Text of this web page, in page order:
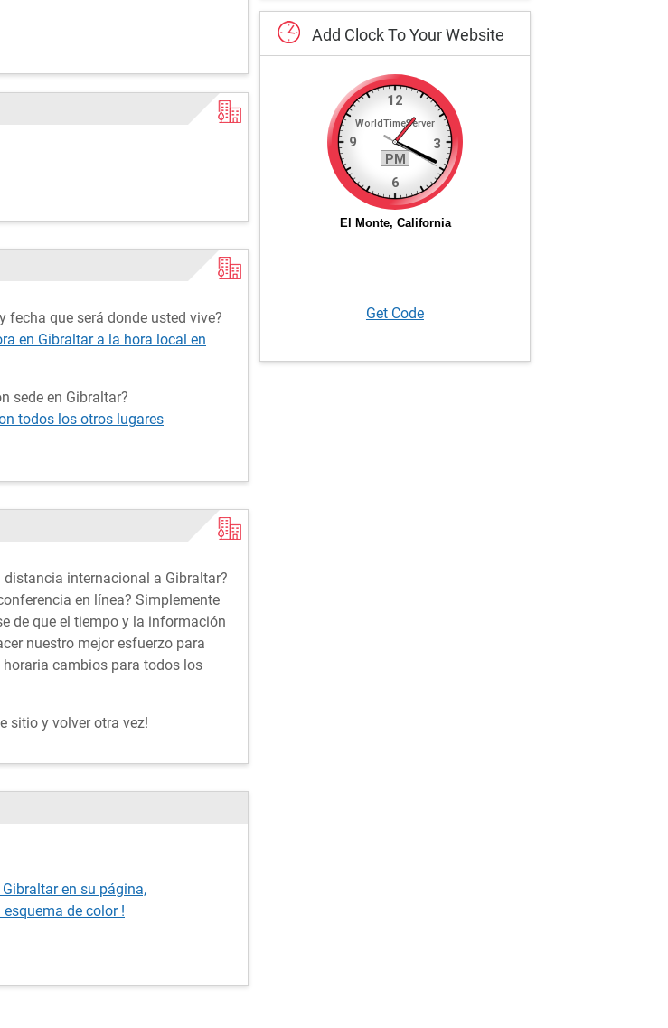
fecha que será donde usted vive?
en Gibraltar a la hora local en
sede en Gibraltar?
todos los otros lugares
internacional a Gibraltar?
en línea? Simplemente
de que el tiempo y la información
nuestro mejor esfuerzo para
cambios para todos los
sitio y volver otra vez!
en su página,
de color !
Add ClockToYourWebsite
Get Code